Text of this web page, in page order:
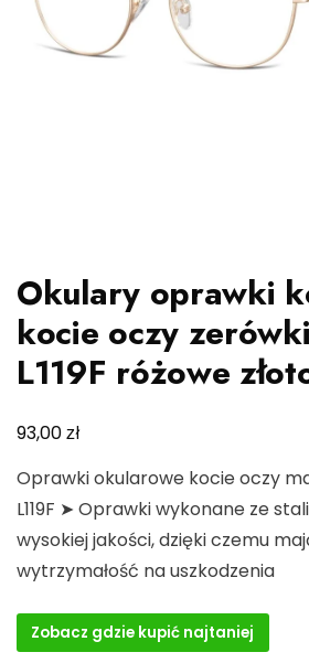
Okulary oprawki
kocie oczy
L119F różowe
93,00zł
Oprawki okularowe kocie oczy
L119F ➤ Oprawki wykonane ze
wysokiej jakości, dzięki czemu
wytrzymałość na uszkodzenia
Zobacz gdzie kupić najtaniej